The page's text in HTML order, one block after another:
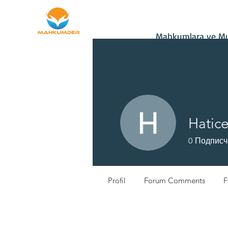
Mahkumlara ve
0
Profil Forum Comments